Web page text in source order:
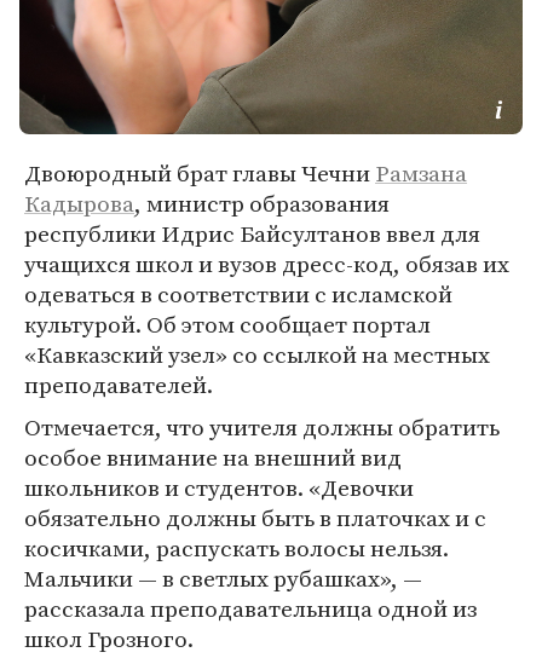
Двоюродный брат главы ЧечниРамзана
Кадырова, министр образования
республики Идрис Байсултанов ввел для
учащихся школ и вузов дресс-код, обязав их
одеваться в соответствии с исламской
культурой. Об этом сообщает портал
«Кавказский узел» со ссылкой на местных
преподавателей.
Отмечается, что учителя должны обратить
особое внимание на внешний вид
школьников и студентов. «Девочки
обязательно должны быть в платочках и с
косичками, распускать волосы нельзя.
Мальчики — в светлых рубашках», —
рассказала преподавательница одной из
школ Грозного.